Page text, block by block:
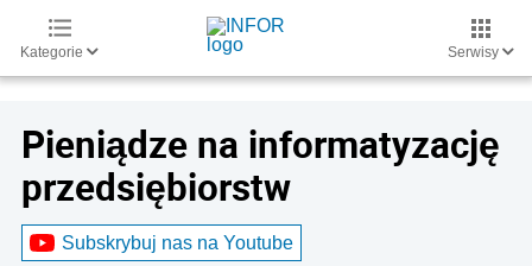
Kategorie Serwisy
Pieniądze na informatyzację
przedsiębiorstw
Subskrybuj nas na Youtube